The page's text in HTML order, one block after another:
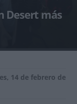
Desert más
14 de febrero de